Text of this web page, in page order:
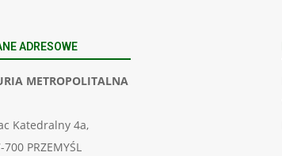
ADRESOWE
METROPOLITALNA
Katedralny 4a,
700 PRZEMYŚL